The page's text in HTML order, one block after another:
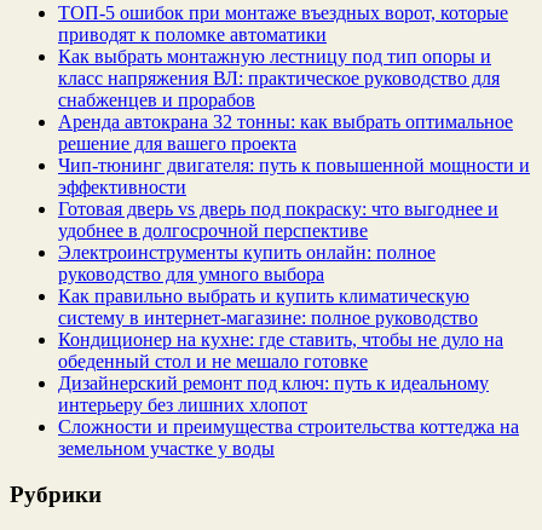
ТОП-5 ошибок при монтаже въездных ворот, которые
приводят к поломке автоматики
Как выбрать монтажную лестницу под тип опоры и
класс напряжения ВЛ: практическое руководство для
снабженцев и прорабов
Аренда автокрана 32 тонны: как выбрать оптимальное
решение для вашего проекта
Чип‑тюнинг двигателя: путь к повышенной мощности и
эффективности
Готовая дверь vs дверь под покраску: что выгоднее и
удобнее в долгосрочной перспективе
Электроинструменты купить онлайн: полное
руководство для умного выбора
Как правильно выбрать и купить климатическую
систему в интернет‑магазине: полное руководство
Кондиционер на кухне: где ставить, чтобы не дуло на
обеденный стол и не мешало готовке
Дизайнерский ремонт под ключ: путь к идеальному
интерьеру без лишних хлопот
Сложности и преимущества строительства коттеджа на
земельном участке у воды
Рубрики